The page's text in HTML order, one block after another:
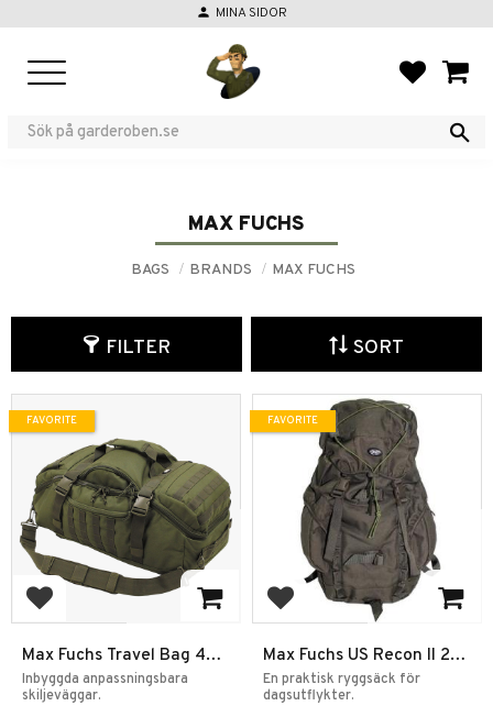
person MINA SIDOR
MAX FUCHS
BAGS BRANDS MAX FUCHS
FILTER SORT
Add to favorites
Max Fuchs Travel Bag 48L
Ryggsäck
Inbyggda anpassningsbara
skiljeväggar.
FAVORITE
Add to favorites
Max Fuchs US Recon II 25L
Ryggsäck
En praktisk ryggsäck för
dagsutflykter.
FAVORITE